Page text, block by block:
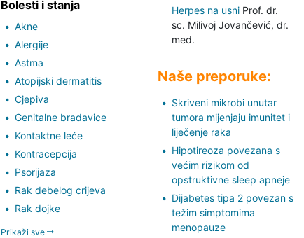
Bolesti i stanja
Akne
Alergije
Astma
Atopijski dermatitis
Cjepiva
Genitalne bradavice
Kontaktne leće
Kontracepcija
Psorijaza
Rak debelog crijeva
Rak dojke
Prikaži sve
Herpes na usni Prof. dr.
sc. Milivoj Jovančević, dr.
med.
Naše preporuke:
Skriveni mikrobi unutar
tumora mijenjaju imunitet i
liječenje raka
Hipotireoza povezana s
većim rizikom od
opstruktivne sleep apneje
Dijabetes tipa 2 povezan s
težim simptomima
menopauze